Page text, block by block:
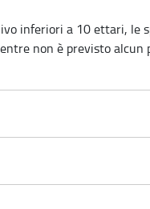
inferiori a 10 ettari, le
non è previsto